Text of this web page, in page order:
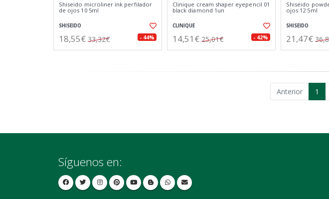
Shiseido microliner ink perfilador
de ojos 10 5ml
SHISEIDO
18,55€ 33,32€ - 44%
Clinique cream shaper eyepencil 01
black diamond 1un
CLINIQUE
14,51€ 25,01€ - 42%
Shiseido
ojos 12 5ml
SHISEIDO
21,47€
Anterior 1
Síguenos en: